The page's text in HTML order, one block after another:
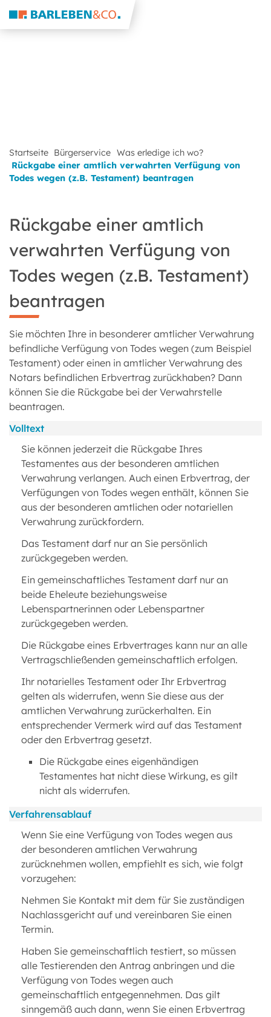
Startseite Bürgerservice Was erledige ich wo?
Rückgabe einer amtlich verwahrten Verfügung von
Todes wegen (z.B. Testament) beantragen
Rückgabe einer amtlich
verwahrten Verfügung von
Todes wegen (z.B. Testament)
beantragen
Sie möchten Ihre in besonderer amtlicher Verwahrung
befindliche Verfügung von Todes wegen (zum Beispiel
Testament) oder einen in amtlicher Verwahrung des
Notars befindlichen Erbvertrag zurückhaben? Dann
können Sie die Rückgabe bei der Verwahrstelle
beantragen.
Volltext
Sie können jederzeit die Rückgabe Ihres
Testamentes aus der besonderen amtlichen
Verwahrung verlangen. Auch einen Erbvertrag, der
Verfügungen von Todes wegen enthält, können Sie
aus der besonderen amtlichen oder notariellen
Verwahrung zurückfordern.
Das Testament darf nur an Sie persönlich
zurückgegeben werden.
Ein gemeinschaftliches Testament darf nur an
beide Eheleute beziehungsweise
Lebenspartnerinnen oder Lebenspartner
zurückgegeben werden.
Die Rückgabe eines Erbvertrages kann nur an alle
Vertragschließenden gemeinschaftlich erfolgen.
Ihr notarielles Testament oder Ihr Erbvertrag
gelten als widerrufen, wenn Sie diese aus der
amtlichen Verwahrung zurückerhalten. Ein
entsprechender Vermerk wird auf das Testament
oder den Erbvertrag gesetzt.
Die Rückgabe eines eigenhändigen
Testamentes hat nicht diese Wirkung, es gilt
nicht als widerrufen.
Verfahrensablauf
Wenn Sie eine Verfügung von Todes wegen aus
der besonderen amtlichen Verwahrung
zurücknehmen wollen, empfiehlt es sich, wie folgt
vorzugehen:
Nehmen Sie Kontakt mit dem für Sie zuständigen
Nachlassgericht auf und vereinbaren Sie einen
Termin.
Haben Sie gemeinschaftlich testiert, so müssen
alle Testierenden den Antrag anbringen und die
Verfügung von Todes wegen auch
gemeinschaftlich entgegennehmen. Das gilt
sinngemäß auch dann, wenn Sie einen Erbvertrag